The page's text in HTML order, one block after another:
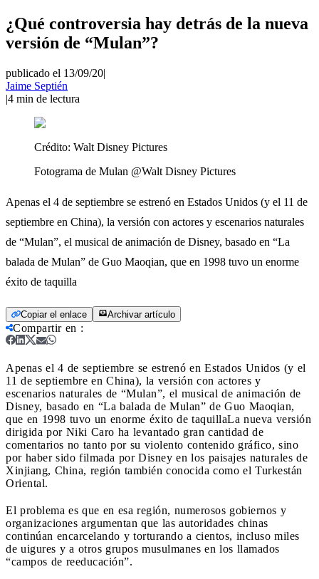
¿Qué controversia hay detrás de la nueva
versión de “Mulan”?
publicado el 13/09/20|
Jaime Septién
|4 min de lectura
Crédito: Walt Disney Pictures
Fotograma de Mulan @Walt Disney Pictures
Apenas el 4 de septiembre se estrenó en Estados Unidos (y el 11 de
septiembre en China), la versión con actores y escenarios naturales
de “Mulan”, el musical de animación de Disney, basado en “La
balada de Mulan” de Guo Maoqian, que en 1998 tuvo un enorme
éxito de taquilla
Copiar el enlace Archivar artículo
Compartir en :
Apenas el 4 de septiembre se estrenó en Estados Unidos (y el
11 de septiembre en China), la versión con actores y
escenarios naturales de “Mulan”, el musical de animación de
Disney, basado en “La balada de Mulan” de Guo Maoqian,
que en 1998 tuvo un enorme éxito de taquillaLa nueva versión
dirigida por Niki Caro ha levantado gran cantidad de
comentarios no tanto por su violento contenido gráfico, sino
por haber sido filmada por Disney en los paisajes naturales de
Xinjiang, China, región también conocida como el Turkestán
Oriental.
El problema es que en esa región, numerosos gobiernos y
organizaciones argumentan que las autoridades chinas
continúan encarcelando y torturando a cientos, incluso miles
de uigures y a otros grupos musulmanes en los llamados
“campos de reeducación”.